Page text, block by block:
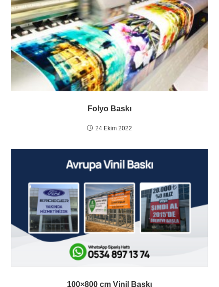
Folyo Baskı
24 Ekim 2022
100×800 cm Vinil Baskı